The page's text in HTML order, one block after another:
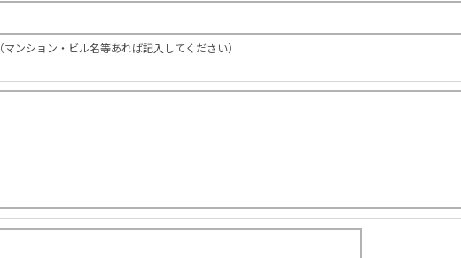
（マンション・ビル名等あれば記入してください）